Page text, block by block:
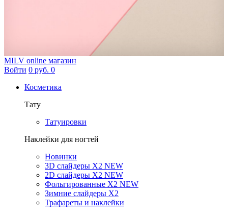
MILV online магазин
Войти 0 руб. 0
Косметика
Тату
Татуировки
Наклейки для ногтей
Новинки
3D слайдеры X2 NEW
2D слайдеры X2 NEW
Фольгированные X2 NEW
Зимние слайдеры Х2
Трафареты и наклейки